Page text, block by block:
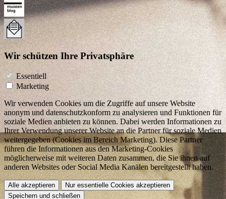
Wir schützen Ihre Privatsphäre
Essentiell
Marketing
Wir verwenden Cookies um die Zugriffe auf unsere Website
anonym und datenschutzkonform zu analysieren und Funktionen für
soziale Medien anbieten zu können. Dabei werden Informationen zu
Ihrer Verwendung unserer Website an die Partner für soziale Medien
weitergegeben (Cookies im Bereich Marketing). Diese Partner
führen die Informationen aus den Marketing-Cookies
möglicherweise mit weiteren Daten zusammen, die Sie ihnen auf
anderen Websites oder Social Media Kanälen bereitgestellt haben.
Alle akzeptieren
Nur essentielle Cookies akzeptieren
Speichern und schließen